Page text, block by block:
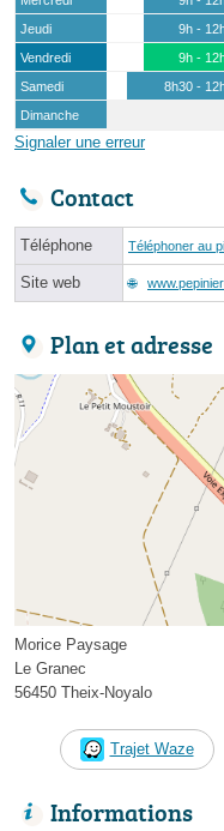
Jeudi
9h -
Vendredi
9h -
Samedi
8h30 -
Dimanche
Signaler une erreur
Contact
Téléphone Téléphoner au
Site web
Plan et adresse
Morice Paysage
Le Granec
56450 Theix-Noyalo
Trajet Waze
Informations